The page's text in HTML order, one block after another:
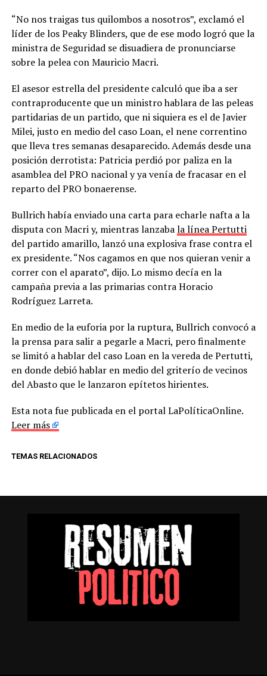
“No nos traigas tus quilombos a nosotros”, exclamó el
líder de los Peaky Blinders, que de ese modo logró que la
ministra de Seguridad se disuadiera de pronunciarse
sobre la pelea con Mauricio Macri.
El asesor estrella del presidente calculó que iba a ser
contraproducente que un ministro hablara de las peleas
partidarias de un partido, que ni siquiera es el de Javier
Milei, justo en medio del caso Loan, el nene correntino
que lleva tres semanas desaparecido. Además desde una
posición derrotista: Patricia perdió por paliza en la
asamblea del PRO nacional y ya venía de fracasar en el
reparto del PRO bonaerense.
Bullrich había enviado una carta para echarle nafta a la
disputa con Macri y, mientras lanzabala línea Pertutti
del partido amarillo, lanzó una explosiva frase contra el
ex presidente. “Nos cagamos en que nos quieran venir a
correr con el aparato”, dijo. Lo mismo decía en la
campaña previa a las primarias contra Horacio
Rodríguez Larreta.
En medio de la euforia por la ruptura, Bullrich convocó a
la prensa para salir a pegarle a Macri, pero finalmente
se limitó a hablar del caso Loan en la vereda de Pertutti,
en donde debió hablar en medio del griterío de vecinos
del Abasto que le lanzaron epítetos hirientes.
Esta nota fue publicada en el portal LaPolíticaOnline.
Leer más
TEMAS RELACIONADOS